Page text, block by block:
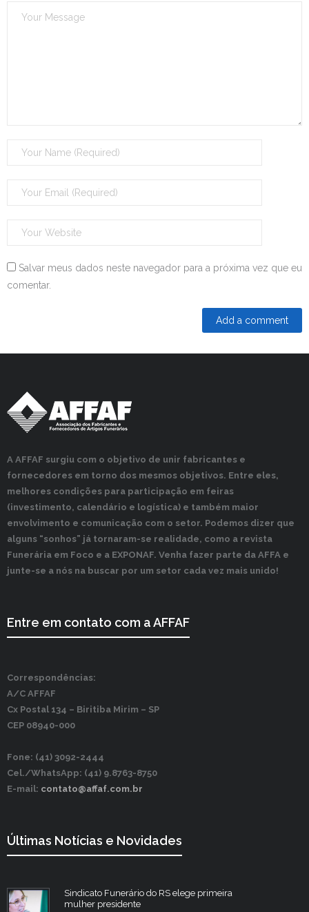
Salvar meus dados neste navegador para a próxima vez que eu
comentar.
A AFFAF surgiu com o objetivo de unir fabricantes e
fornecedores em torno dos mesmos objetivos. Entre eles,
melhores condições para participação em feiras
(investimento, calendário e logística) e também maior
envolvimento e comunicação com o setor. Podemos dizer que
alguns “sonhos” já tornaram-se realidade, como a revista
Funerária em Foco e a EXPONAF. Venha fazer parte da AFFA e
junte-se a nós na buscar por um setor cada vez mais unido!
Entre em contato com a AFFAF
Correspondências:
A/C AFFAF
Cx Postal 134 – Biritiba Mirim – SP
CEP 08940-000
Fone: (41) 3092-2444
Cel./WhatsApp: (41) 9.8763-8750
E-mail: contato@affaf.com.br
Últimas Notícias e Novidades
Sindicato Funerário do RS elege primeira
mulher presidente